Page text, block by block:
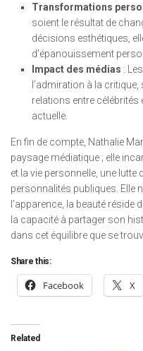
Transformations
soient le résultat de
décisions esthétiques,
d’épanouissement
Impact des médias :
l’admiration à la
relations entre célébrités
actuelle.
En fin de compte, Nathalie
paysage médiatique ; elle
et la vie personnelle, une
personnalités publiques. Elle
l’apparence, la beauté réside
la capacité à partager son
dans cet équilibre que se
Share this:
Facebook X
Related